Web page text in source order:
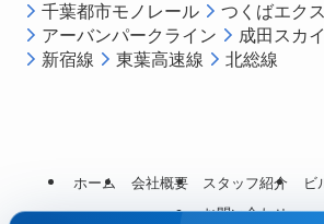
千葉都市モノレール
つくばエク
アーバンパークライン
成田スカ
新宿線
東葉高速線 北総線
ホーム 会社概要 スタッフ紹介
ビ
お問い合わせ